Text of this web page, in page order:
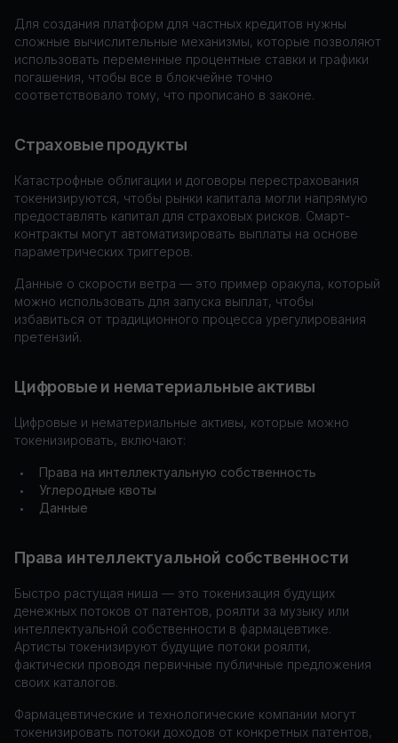
Для создания платформ для частных кредитов нужны
сложные вычислительные механизмы, которые позволяют
использовать переменные процентные ставки и графики
погашения, чтобы все в блокчейне точно
соответствовало тому, что прописано в законе.
Страховые продукты
Катастрофные облигации и договоры перестрахования
токенизируются, чтобы рынки капитала могли напрямую
предоставлять капитал для страховых рисков. Смарт-
контракты могут автоматизировать выплаты на основе
параметрических триггеров.
Данные о скорости ветра — это пример оракула, который
можно использовать для запуска выплат, чтобы
избавиться от традиционного процесса урегулирования
претензий.
Цифровые и нематериальные активы
Цифровые и нематериальные активы, которые можно
токенизировать, включают:
• Права на интеллектуальную собственность
• Углеродные квоты
• Данные
Права интеллектуальной собственности
Быстро растущая ниша — это токенизация будущих
денежных потоков от патентов, роялти за музыку или
интеллектуальной собственности в фармацевтике.
Артисты токенизируют будущие потоки роялти,
фактически проводя первичные публичные предложения
своих каталогов.
Фармацевтические и технологические компании могут
токенизировать потоки доходов от конкретных патентов,